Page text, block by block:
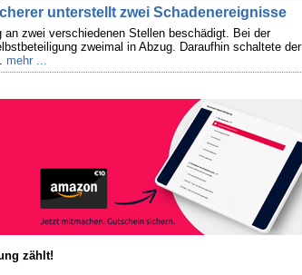
unterstellt zwei Schadenereignisse
zwei verschiedenen Stellen beschädigt. Bei der
zweimal in Abzug. Daraufhin schaltete der
mehr ...
zählt!